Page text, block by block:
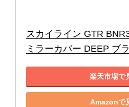
スカイライン GTR
ミラーカバー DEEP ブ
楽天市場で
Amazonで